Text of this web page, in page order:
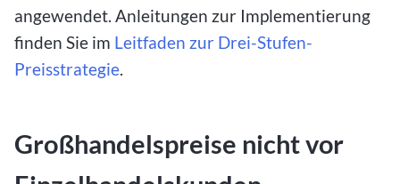
angewendet. Anleitungen zur Implementierung
finden Sie im Leitfaden zur Drei-Stufen-
Preisstrategie.
Großhandelspreise nicht vor